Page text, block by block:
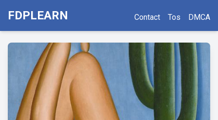
FDPLEARN Contact Tos DMCA